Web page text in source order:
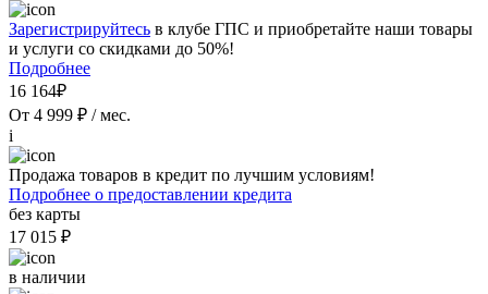
Зарегистрируйтесь в клубе ГПС и приобретайте наши товары
и услуги со скидками до 50%!
Подробнее
16 164₽
От 4 999 ₽ / мес.
i
Продажа товаров в кредит по лучшим условиям!
Подробнее о предоставлении кредита
без карты
17 015 ₽
в наличии